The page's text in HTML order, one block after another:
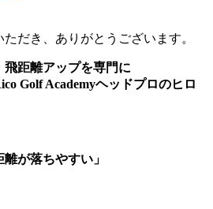
だき、ありがとうございます。
距離アップを専門に
Golf Academyヘッドプロのヒロ
が落ちやすい」